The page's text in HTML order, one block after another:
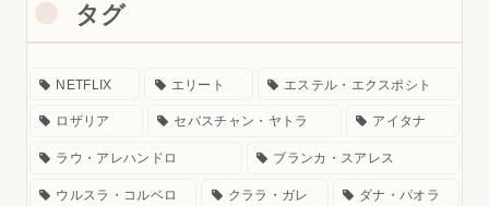
タグ
NETFLIX エリート エステル・エクスポシト
ロザリア セバスチャン・ヤトラ アイタナ
ラウ・アレハンドロ ブランカ・スアレス
ウルスラ・コルベロ クララ・ガレ ダナ・パオラ